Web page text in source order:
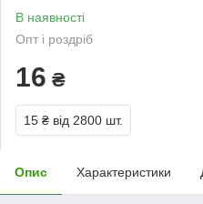
В наявності
Опт і роздріб
16 ₴
15 ₴ від 2800 шт.
Опис Характеристики